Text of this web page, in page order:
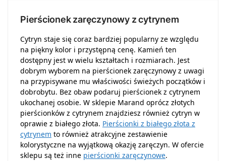
Pierścionek zaręczynowy z cytrynem
Cytryn staje się coraz bardziej popularny ze względu
na piękny kolor i przystępną cenę. Kamień ten
dostępny jest w wielu kształtach i rozmiarach. Jest
dobrym wyborem na pierścionek zaręczynowy z uwagi
na przypisywane mu właściwości świeżych początków i
dobrobytu. Bez obaw podaruj pierścionek z cytrynem
ukochanej osobie. W sklepie Marand oprócz złotych
pierścionków z cytrynem znajdziesz również cytryn w
oprawie z białego złota. Pierścionki z białego złota z
cytrynem to również atrakcyjne zestawienie
kolorystyczne na wyjątkową okazję zaręczyn. W ofercie
sklepu są też inne pierścionki zaręczynowe.